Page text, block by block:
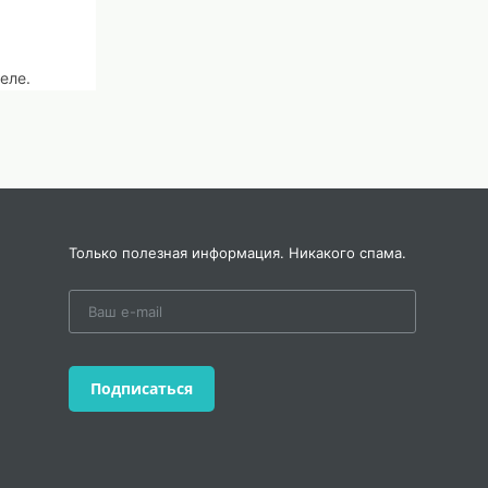
и
их
Только полезная информация. Никакого спама.
Подписаться